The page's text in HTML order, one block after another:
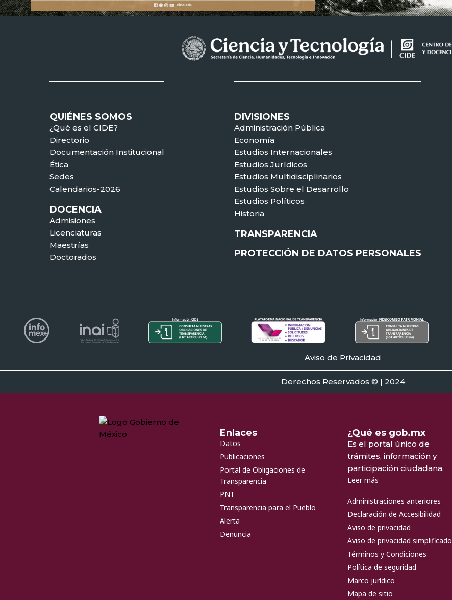
QUIÉNES SOMOS
¿Qué es el CIDE?
Directorio
Documentación Institucional
Ética
Sedes
Calendarios-2026
DOCENCIA
Admisiones
Licenciaturas
Maestrías
Doctorados
DIVISIONES
Administración Pública
Economía
Estudios Internacionales
Estudios Jurídicos
Estudios Multidisciplinarios
Estudios Sobre el Desarrollo
Estudios Políticos
Historia
TRANSPARENCIA
PROTECCIÓN DE DATOS PERSONALES
Aviso de Privacidad
Derechos Reservados © | 2024
Enlaces
Datos
Publicaciones
Portal de Obligaciones de
Transparencia
PNT
Transparencia para el Pueblo
Alerta
Denuncia
¿Qué es gob.mx
Es el portal único de
trámites, información y
participación ciudadana.
Leer más
Administraciones anteriores
Declaración de Accesibilidad
Aviso de privacidad
Aviso de privacidad simplificado
Términos y Condiciones
Política de seguridad
Marco jurídico
Mapa de sitio